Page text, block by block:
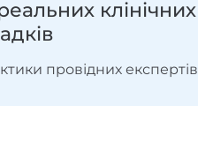
клінічних
провідних експертів